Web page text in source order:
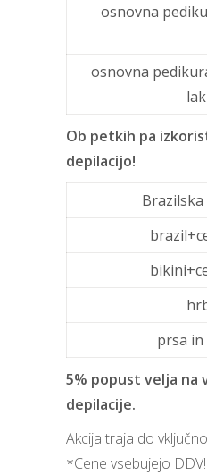
osnovna
osnovna
Ob petkih pa
depilacijo!
Brazilska
prsa
5% popust velja na
depilacije.
Akcija traja do
*Cene vsebujejo DDV!